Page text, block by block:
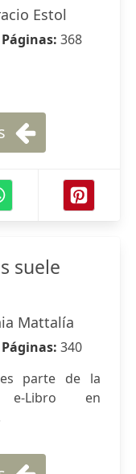
Estol
368
suele
Mattalía
340
parte de la
e-Libro en